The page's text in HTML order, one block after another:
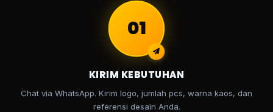
01
KIRIM KEBUTUHAN
Chat via WhatsApp. Kirim logo, jumlah pcs, warna kaos, dan
referensi desain Anda.